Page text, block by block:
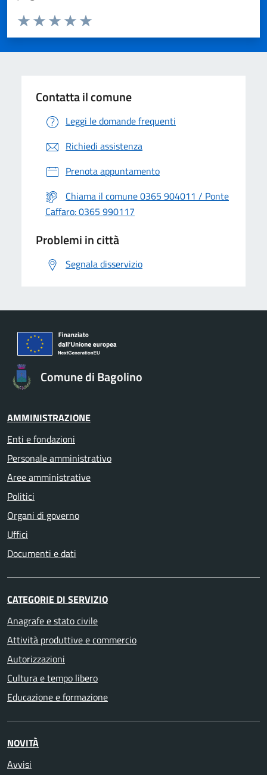
Valuta da 1 a 5 stelle la pagina
Valuta 5 stelle su 5
Valuta 4 stelle su 5
Valuta 3 stelle su 5
Valuta 2 stelle su 5
Valuta 1 stelle su 5
Contatta il comune
Leggi le domande frequenti
Richiedi assistenza
Prenota appuntamento
Chiama il comune 0365 904011 / Ponte
Caffaro: 0365 990117
Problemi in città
Segnala disservizio
Comune di Bagolino
AMMINISTRAZIONE
Enti e fondazioni
Personale amministrativo
Aree amministrative
Politici
Organi di governo
Uffici
Documenti e dati
CATEGORIE DI SERVIZIO
Anagrafe e stato civile
Attività produttive e commercio
Autorizzazioni
Cultura e tempo libero
Educazione e formazione
NOVITÀ
Avvisi